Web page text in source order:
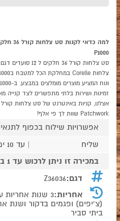
P1000
זמינות ושירות בלתי מתפשרים לצד קנייה
Patchwork שוות לך פי אלף!
אפשרויות שילוח בכפוף
שליח
| עד 10 ימי עסקים |
במכירה זו ניתן לרכוש עד 1 בעלות משלוח אחד
דגם:Z36036
אחריות:
3 שנות
(צ'יפים) ופגמים בדקור ושנת
ביתי סביר